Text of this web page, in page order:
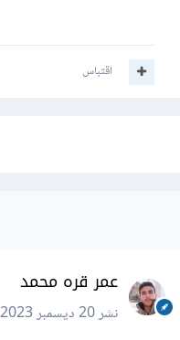
اقتباس
عمر قره محمد
نشر20 ديسمبر 2023